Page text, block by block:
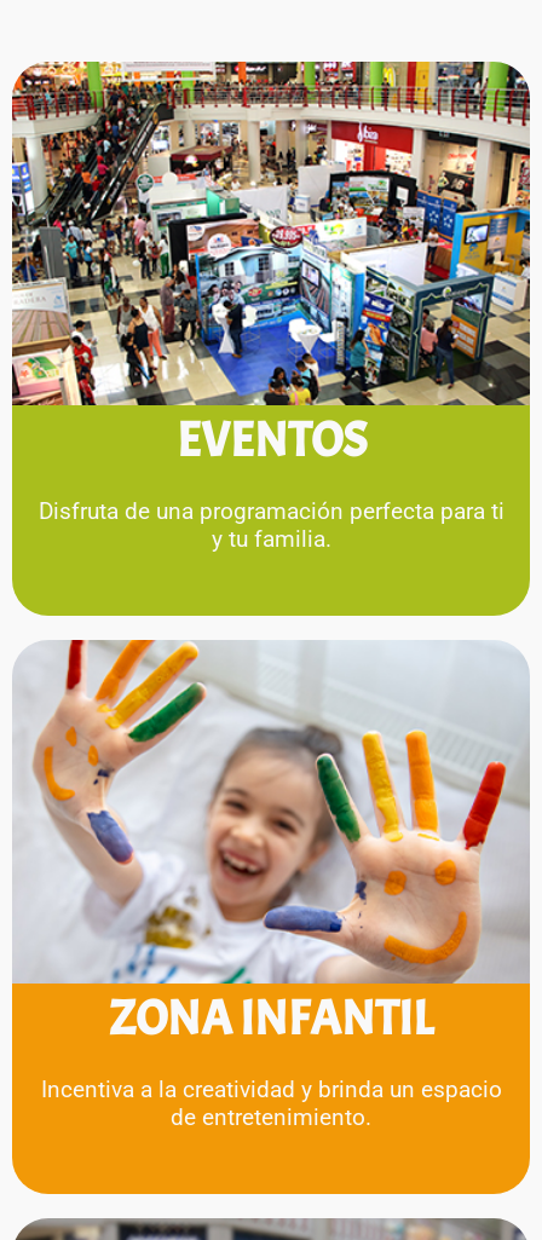
EVENTOS
Disfruta de una programación perfecta para ti
y tu familia.
ZONA INFANTIL
Incentiva a la creatividad y brinda un espacio
de entretenimiento.